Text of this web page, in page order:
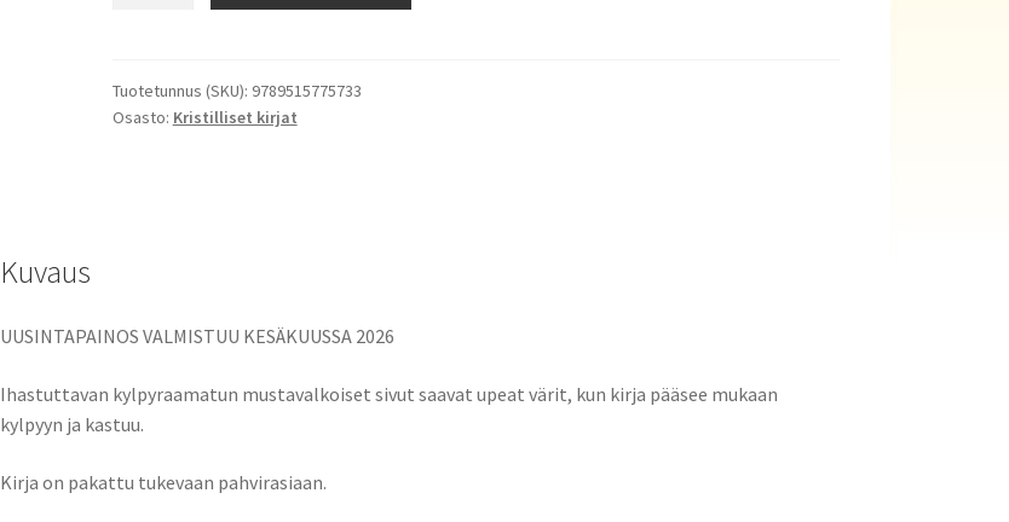
Myrsky
järvellä
Tuotetunnus (SKU): 9789515775733
Osasto: Kristilliset kirjat
Kuvaus
UUSINTAPAINOS VALMISTUU KESÄKUUSSA 2026
Ihastuttavan kylpyraamatun mustavalkoiset sivut saavat upeat värit, kun kirja pääsee mukaan
kylpyyn ja kastuu.
Kirja on pakattu tukevaan pahvirasiaan.